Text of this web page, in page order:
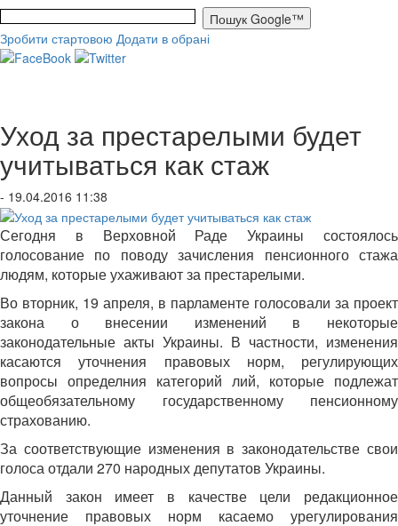
Зробити стартовою Додати в обрані
Уход за престарелыми будет
учитываться как стаж
- 19.04.2016 11:38
Сегодня в Верховной Раде Украины состоялось
голосование по поводу зачисления пенсионного стажа
людям, которые ухаживают за престарелыми.
Во вторник, 19 апреля, в парламенте голосовали за проект
закона о внесении изменений в некоторые
законодательные акты Украины. В частности, изменения
касаются уточнения правовых норм, регулирующих
вопросы определния категорий лий, которые подлежат
общеобязательному государственному пенсионному
страхованию.
За соответствующие изменения в законодательстве свои
голоса отдали 270 народных депутатов Украины.
Данный закон имеет в качестве цели редакционное
уточнение правовых норм касаемо урегулирования